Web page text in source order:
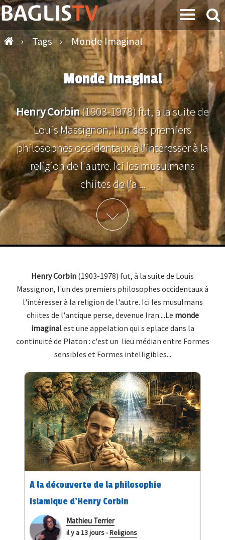
› Tags › Monde Imaginal
Monde Imaginal
Henry Corbin(1903-1978) fut, à la suite de
Louis Massignon, l'un des premiers
philosophes occidentaux à l'intéresser à la
religion de l'autre. Ici les musulmans
chiites de l'a ...
Plus d'info
Henry Corbin (1903-1978) fut, à la suite de Louis
Massignon, l'un des premiers philosophes occidentaux à
l'intéresser à la religion de l'autre. Ici les musulmans
chiites de l'antique perse, devenue Iran....Le monde
imaginalest une appelation qui s eplace dans la
continuité de Platon : c'est un lieu médian entre Formes
sensibles et Formes intelligibles...
A la découverte de la philosophie
islamique d’Henry Corbin
Mathieu Terrier
il y a 13 jours-Religions